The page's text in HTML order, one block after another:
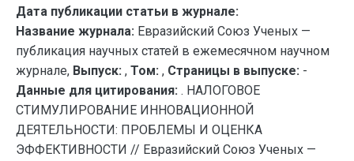
Дата публикации статьи в журнале:
Название журнала: Евразийский Союз Ученых —
публикация научных статей в ежемесячном научном
журнале, Выпуск: , Том: , Страницы в выпуске: -
Данные для цитирования: . НАЛОГОВОЕ
СТИМУЛИРОВАНИЕ ИННОВАЦИОННОЙ
ДЕЯТЕЛЬНОСТИ: ПРОБЛЕМЫ И ОЦЕНКА
ЭФФЕКТИВНОСТИ // Евразийский Союз Ученых —